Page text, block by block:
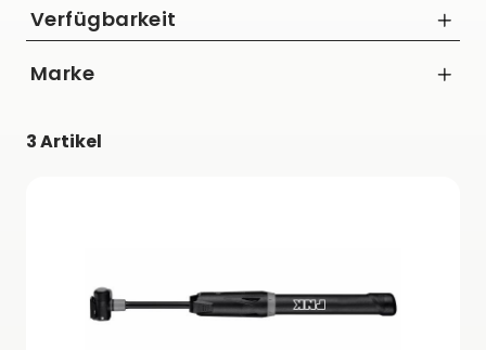
Verfügbarkeit
Marke
ROCK SHOX
3 Artikel